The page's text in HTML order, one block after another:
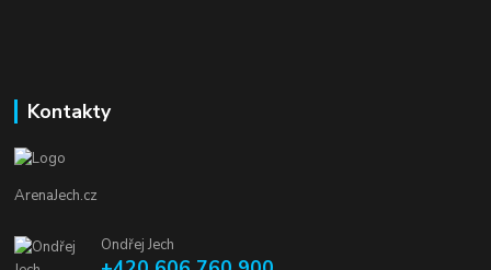
Kontakty
ArenaJech.cz
Ondřej Jech